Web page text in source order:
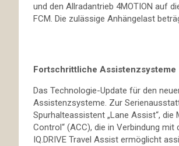
und den Allradantrieb 4MOTION auf
FCM. Die zulässige Anhängelast
Fortschrittliche Assistenzsysteme
Das Technologie-Update für den
Assistenzsysteme. Zur
Spurhalteassistent „Lane Assist“,
Control“ (ACC), die in Verbindung mit
IQ.DRIVE Travel Assist ermöglicht